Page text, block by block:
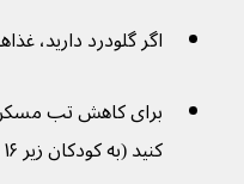
اگر گلودرد دارید،
کنید (به کودکان زیر ۱۶ سال آسپرین ندهید)